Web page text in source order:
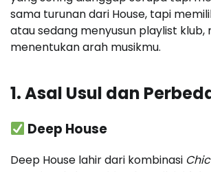
sama turunan dari House, tapi
atau sedang menyusun playlist klub,
menentukan arah musikmu.
1. Asal Usul dan
Deep House
Deep House lahir dari kombinasi